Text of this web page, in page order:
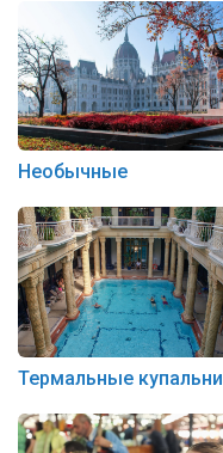
Необычные
Термальные купальни